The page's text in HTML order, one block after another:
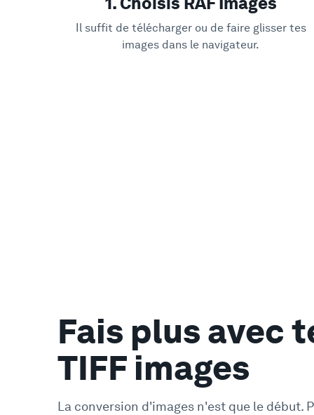
Il suffit de télécharger ou de faire glisser tes
images dans le navigateur.
Fais plus avec
TIFF images
La conversion d'images n'est que le début.